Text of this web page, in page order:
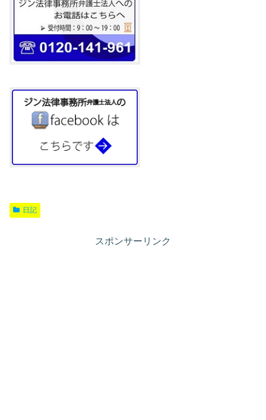
日記
スポンサーリンク